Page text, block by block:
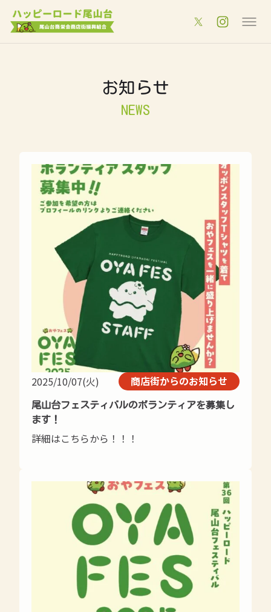
お知らせ
NEWS
2025/10/07(火) 商店街からのお知らせ
尾山台フェスティバルのボランティアを募集し
ます！
詳細はこちらから！！！